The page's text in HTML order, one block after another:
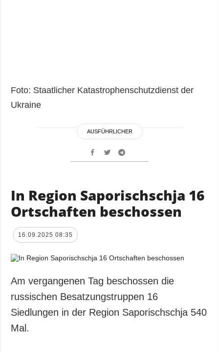
Foto: Staatlicher Katastrophenschutzdienst der
Ukraine
AUSFÜHRLICHER
In Region Saporischschja 16
Ortschaften beschossen
16.09.2025 08:35
Am vergangenen Tag beschossen die
russischen Besatzungstruppen 16
Siedlungen in der Region Saporischschja 540
Mal.